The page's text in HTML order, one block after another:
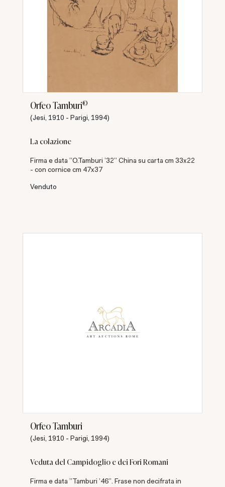
Orfeo Tamburi©
(Jesi, 1910 - Parigi, 1994)
La colazione
Firma e data "O.Tamburi '32" China su carta cm 33x22
- con cornice cm 47x37
Venduto
Orfeo Tamburi
(Jesi, 1910 - Parigi, 1994)
Veduta del Campidoglio e dei Fori Romani
Firma e data "Tamburi '46". Frase non decifrata in